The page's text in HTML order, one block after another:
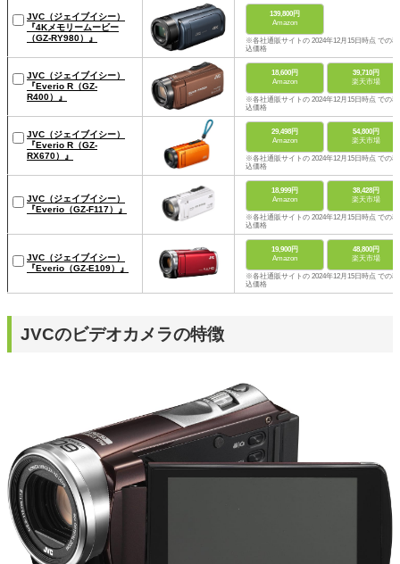
JVC（ジェイブイシー）
『4Kメモリームービー
（GZ-RY980）』
139,800円
Amazon
※各社通販サイトの 2024年12月15日時点 での税
込価格
JVC（ジェイブイシー）
『Everio R（GZ-
R400）』
18,600円
Amazon
39,710円
楽天市場
※各社通販サイトの 2024年12月15日時点 での税
込価格
JVC（ジェイブイシー）
『Everio R（GZ-
RX670）』
29,498円
Amazon
54,800円
楽天市場
※各社通販サイトの 2024年12月15日時点 での税
込価格
JVC（ジェイブイシー）
『Everio（GZ-F117）』
18,999円
Amazon
38,428円
楽天市場
※各社通販サイトの 2024年12月15日時点 での税
込価格
JVC（ジェイブイシー）
『Everio（GZ-E109）』
19,900円
Amazon
48,800円
楽天市場
※各社通販サイトの 2024年12月15日時点 での税
込価格
JVCのビデオカメラの特徴